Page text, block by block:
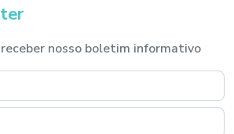
nosso boletim informativo